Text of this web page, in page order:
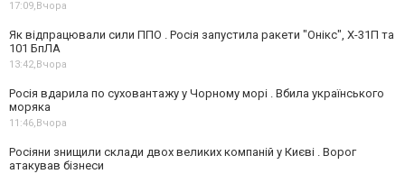
17:09, Вчора
Як відпрацювали сили ППО . Росія запустила ракети "Онікс", Х-31П та
101 БпЛА
13:42, Вчора
Росія вдарила по суховантажу у Чорному морі . Вбила українського
моряка
11:46, Вчора
Росіяни знищили склади двох великих компаній у Києві . Ворог
атакував бізнеси